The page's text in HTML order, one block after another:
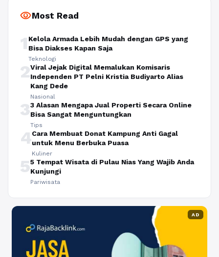
visibilityMost Read
1 Kelola Armada Lebih Mudah dengan GPS yang
Bisa Diakses Kapan Saja
Teknologi
2Viral Jejak Digital Memalukan Komisaris
Independen PT Pelni Kristia Budiyarto Alias
Kang Dede
Nasional
33 Alasan Mengapa Jual Properti Secara Online
Bisa Sangat Menguntungkan
Tips
4Cara Membuat Donat Kampung Anti Gagal
untuk Menu Berbuka Puasa
Kuliner
55 Tempat Wisata di Pulau Nias Yang Wajib Anda
Kunjungi
Pariwisata
AD